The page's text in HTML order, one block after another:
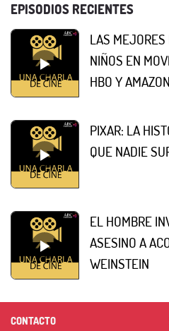
EPISODIOS RECIENTES
LAS
NIÑOS EN
HBO Y AMAZON
PIXAR: LA
QUE NADIE
EL HOMBRE
ASESINO A
WEINSTEIN
CONTACTO